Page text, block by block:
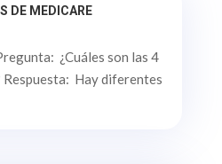
DE MEDICARE
¿Cuáles son las 4
Respuesta: Hay diferentes